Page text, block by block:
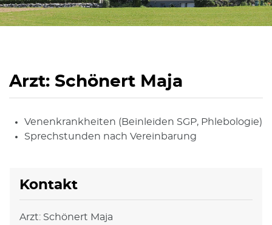
Arzt: Schönert Maja
Venenkrankheiten (Beinleiden SGP, Phlebologie)
Sprechstunden nach Vereinbarung
Kontakt
Arzt: Schönert Maja